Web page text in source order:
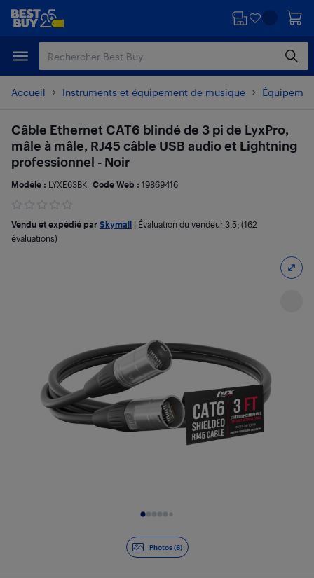
Passer
principal
Passer
Accueil Instruments et équipement de musique
Photos (8)
Câble Ethernet CAT6 blindé de 3 pi de LyxPro,
mâle à mâle, RJ45 câble USB audio et Lightning
professionnel - Noir
Modèle : LYXE63BK Code Web : 19869416
Vendu et expédié par Skymall Évaluation du vendeur 3,5; (162
évaluations)